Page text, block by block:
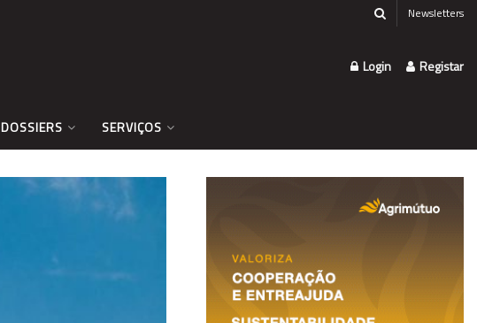
Newsletters
Login Registar
DOSSIERS SERVIÇOS